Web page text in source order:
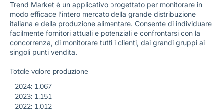
Trend Market è un applicativo progettato per monitorare in
modo efficace l’intero mercato della grande distribuzione
italiana e della produzione alimentare. Consente di individuare
facilmente fornitori attuali e potenziali e confrontarsi con la
concorrenza, di monitorare tutti i clienti, dai grandi gruppi ai
singoli punti vendita.
Totale valore produzione
2024: 1.067
2023: 1.151
2022: 1.012